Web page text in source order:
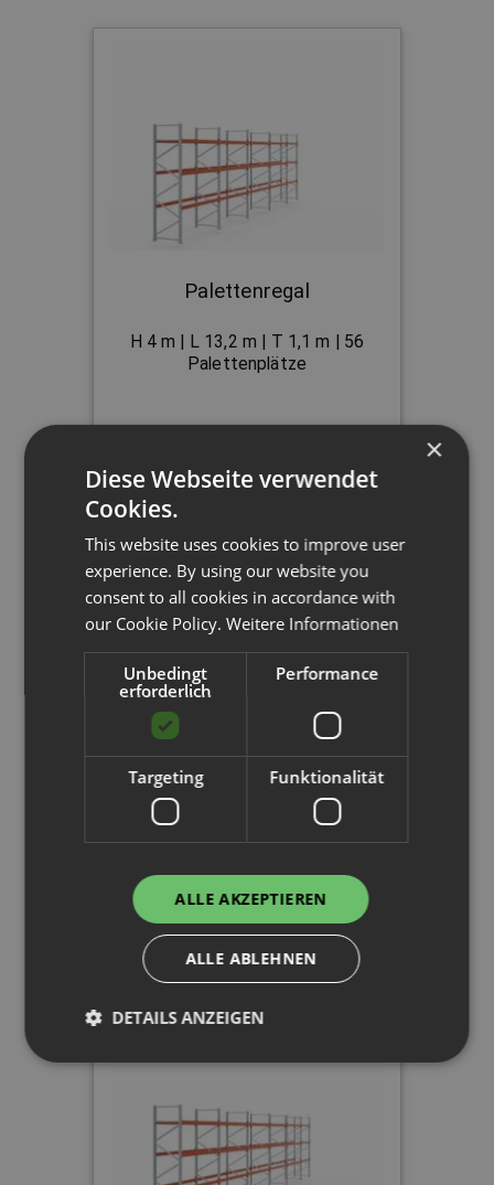
Palettenregal
H 4 m | L 13,2 m | T 1,1 m | 56
Palettenplätze
Palettenregal
H 4 m | L 14,1 m | T 1,1 m | 60
2.235,90 €
×
Diese Webseite verwendet
Cookies.
This website uses cookies to improve user
experience. By using our website you
consent to all cookies in accordance with
our Cookie Policy. Weitere Informationen
Unbedingt
erforderlich
Performance
Targeting Funktionalität
ALLE AKZEPTIEREN
ALLE ABLEHNEN
DETAILS ANZEIGEN